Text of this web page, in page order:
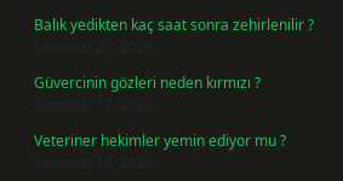
Balık yedikten kaç saat sonra zehirlenilir ?
Temmuz 21, 2026
Güvercinin gözleri neden kırmızı ?
Temmuz 17, 2026
Veteriner hekimler yemin ediyor mu ?
Temmuz 14, 2026